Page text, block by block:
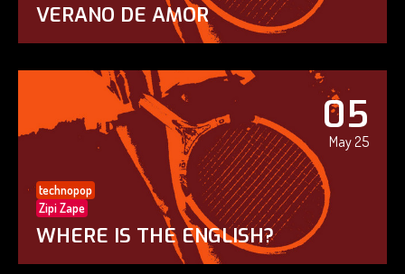
VERANO DE AMOR
05
May 25
technopop
Zipi Zape
WHERE IS THE ENGLISH?